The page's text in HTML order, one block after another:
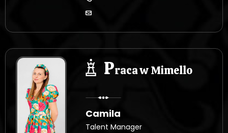
Praca w Mimello
Camila
Talent Manager